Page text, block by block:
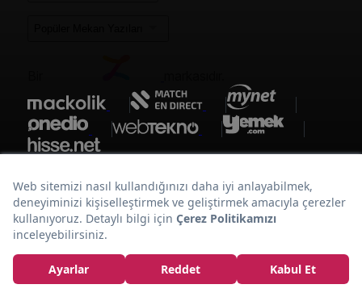
The Galliard'dan:Kuzu İncik
Tarifi